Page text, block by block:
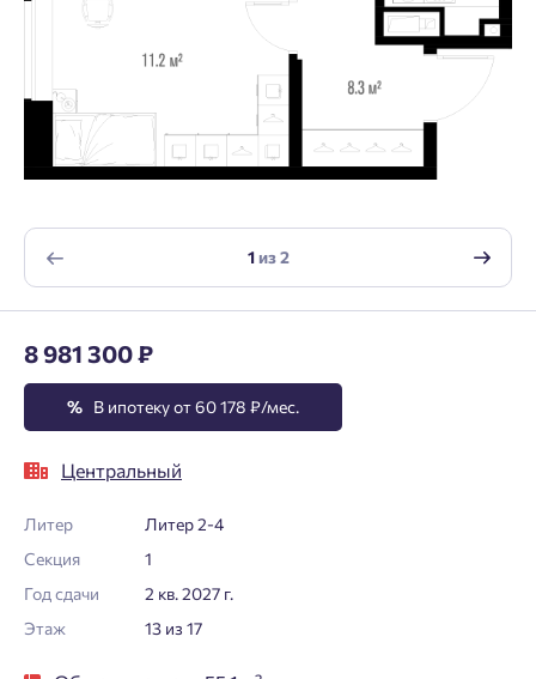
8 981 300 ₽
% В ипотеку от 60 178 ₽/мес.
Центральный
Литер
Литер 2-4
Секция
1
Год сдачи
2 кв. 2027 г.
Этаж
13 из 17
1из2